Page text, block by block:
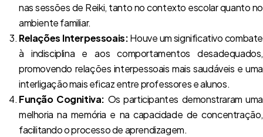
nas sessões de Reiki, tanto no contexto escolar quanto no
ambiente familiar.
Relações Interpessoais:Houve um significativo combate
à indisciplina e aos comportamentos desadequados,
promovendo relações interpessoais mais saudáveis e uma
interligação mais eficaz entre professores e alunos.
Função Cognitiva: Os participantes demonstraram uma
melhoria na memória e na capacidade de concentração,
facilitando o processo de aprendizagem.